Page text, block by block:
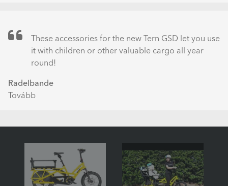
&
Clubhouse
Fort)
These accessories for the new Tern GSD let you use
it with children or other valuable cargo all year
round!
Radelbande
Tovább
GSD:
Clubhouse
Fort